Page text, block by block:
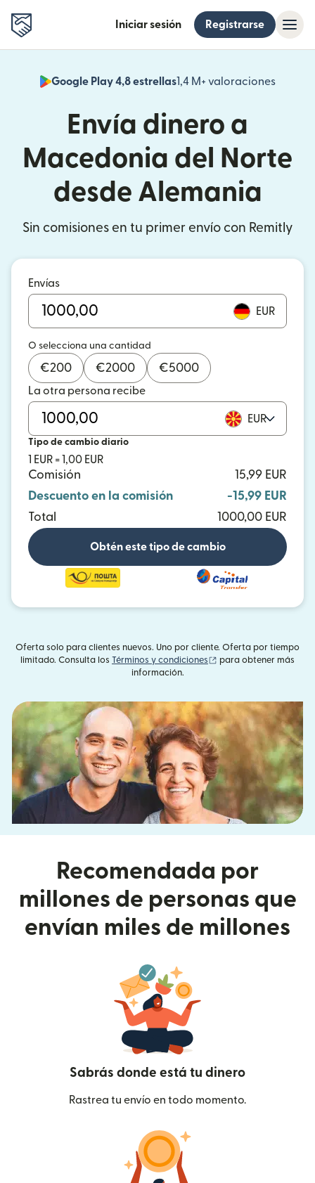
Iniciar sesión Registrarse
Google Play 4,8 estrellas1,4 M+ valoraciones
(se
Envía dinero a
Macedonia del Norte
desde Alemania
Sin comisiones en tu primer envío con Remitly
Envías
EUR
O selecciona una cantidad
€200 €2000 €5000
La otra persona recibe
EUR
Tipo de cambio diario
1 EUR = 1,00 EUR
Comisión
15,99 EUR
Descuento en la comisión
-15,99 EUR
Total
1000,00 EUR
Obtén este tipo de cambio
Oferta solo para clientes nuevos. Uno por cliente. Oferta por tiempo
limitado. Consulta los Términos y condiciones (se abre en una
para obtener más
información.
Recomendada por
millones de personas que
envían miles de millones
Sabrás donde está tu dinero
Rastrea tu envío en todo momento.